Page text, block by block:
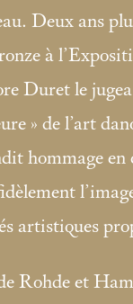
Deux ans
à
Duret le
» de l’art
hommage
artistiques
Rohde et